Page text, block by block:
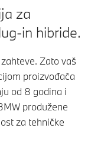
za
in hibride.
Zato vaš
proizvođača
od 8 godina i
produžene
za tehničke